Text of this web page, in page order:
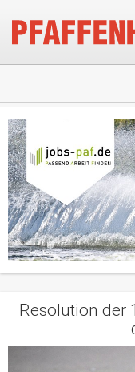
Resolution der